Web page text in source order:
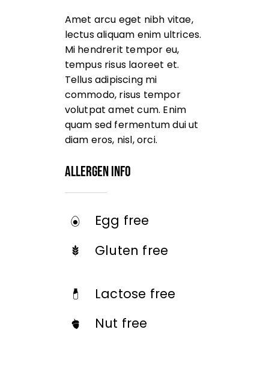
Amet arcu eget nibh vitae,
lectus aliquam enim ultrices.
Mi hendrerit tempor eu,
tempus risus laoreet et.
Tellus adipiscing mi
commodo, risus tempor
volutpat amet cum. Enim
quam sed fermentum dui ut
diam eros, nisl, orci.
Allergen Info
Egg free
Gluten free
Lactose free
Nut free